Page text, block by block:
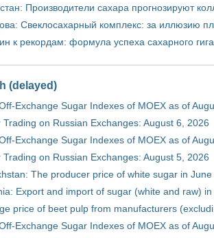
Производители сахара прогнозируют
Свеклосахарный комплекс: за иллюзию
к рекордам: формула успеха сахарного
(delayed)
Exchange Sugar Indexes of MOEX as of
Trading on Russian Exchanges: August 6, 2026
Exchange Sugar Indexes of MOEX as of
Trading on Russian Exchanges: August 5, 2026
The producer price of white sugar in
Export and import of sugar (white and raw)
price of beet pulp from manufacturers
Exchange Sugar Indexes of MOEX as of